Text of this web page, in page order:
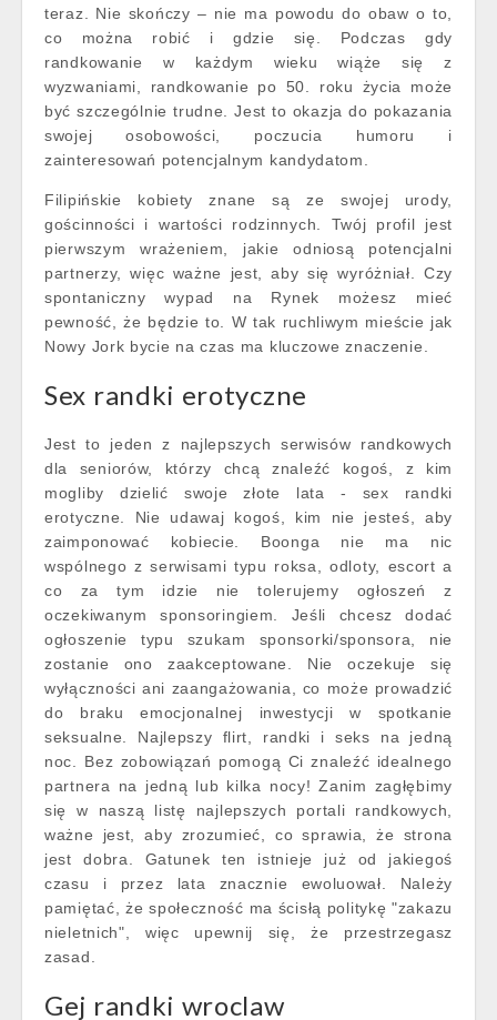
teraz. Nie skończy – nie ma powodu do obaw o to,
co można robić i gdzie się. Podczas gdy
randkowanie w każdym wieku wiąże się z
wyzwaniami, randkowanie po 50. roku życia może
być szczególnie trudne. Jest to okazja do pokazania
swojej osobowości, poczucia humoru i
zainteresowań potencjalnym kandydatom.
Filipińskie kobiety znane są ze swojej urody,
gościnności i wartości rodzinnych. Twój profil jest
pierwszym wrażeniem, jakie odniosą potencjalni
partnerzy, więc ważne jest, aby się wyróżniał. Czy
spontaniczny wypad na Rynek możesz mieć
pewność, że będzie to. W tak ruchliwym mieście jak
Nowy Jork bycie na czas ma kluczowe znaczenie.
Sex randki erotyczne
Jest to jeden z najlepszych serwisów randkowych
dla seniorów, którzy chcą znaleźć kogoś, z kim
mogliby dzielić swoje złote lata - sex randki
erotyczne. Nie udawaj kogoś, kim nie jesteś, aby
zaimponować kobiecie. Boonga nie ma nic
wspólnego z serwisami typu roksa, odloty, escort a
co za tym idzie nie tolerujemy ogłoszeń z
oczekiwanym sponsoringiem. Jeśli chcesz dodać
ogłoszenie typu szukam sponsorki/sponsora, nie
zostanie ono zaakceptowane. Nie oczekuje się
wyłączności ani zaangażowania, co może prowadzić
do braku emocjonalnej inwestycji w spotkanie
seksualne. Najlepszy flirt, randki i seks na jedną
noc. Bez zobowiązań pomogą Ci znaleźć idealnego
partnera na jedną lub kilka nocy! Zanim zagłębimy
się w naszą listę najlepszych portali randkowych,
ważne jest, aby zrozumieć, co sprawia, że strona
jest dobra. Gatunek ten istnieje już od jakiegoś
czasu i przez lata znacznie ewoluował. Należy
pamiętać, że społeczność ma ścisłą politykę "zakazu
nieletnich", więc upewnij się, że przestrzegasz
zasad.
Gej randki wroclaw